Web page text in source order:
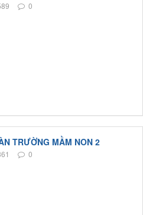
0
TRƯỜNG MẦM NON 2
0